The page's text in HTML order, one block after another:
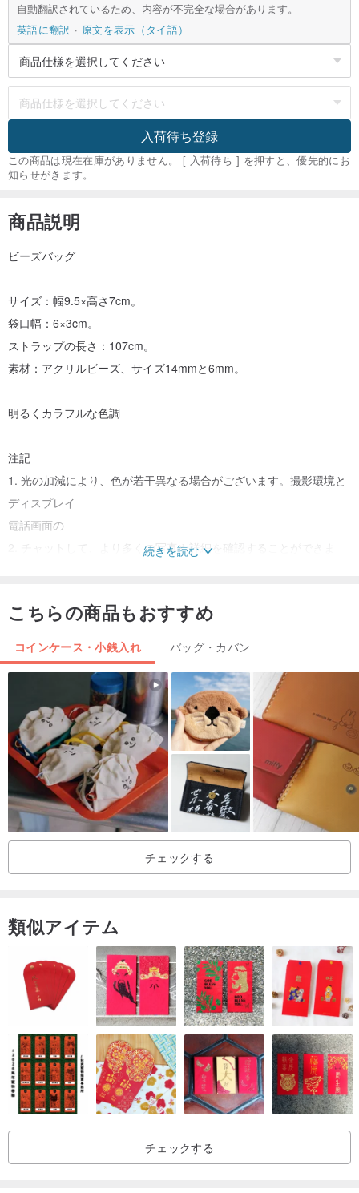
自動翻訳されているため、内容が不完全な場合があります。
英語に翻訳
原文を表示（タイ語）
入荷待ち登録
この商品は現在在庫がありません。 [ 入荷待ち ] を押すと、優先的にお
知らせがきます。
商品説明
ビーズバッグ
サイズ：幅9.5×高さ7cm。
袋口幅：6×3cm。
ストラップの長さ：107cm。
素材：アクリルビーズ、サイズ14mmと6mm。
明るくカラフルな色調
注記
1. 光の加減により、色が若干異なる場合がございます。撮影環境と
ディスプレイ
電話画面の
2. チャットして、より多くの写真や詳細を確認することができま
続きを読む
こちらの商品もおすすめ
コインケース・小銭入れ バッグ・カバン
チェックする
類似アイテム
チェックする